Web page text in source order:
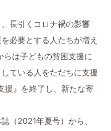
長引くコロナ禍の影響
必要とする人たちが増え
は子どもの貧困支援に
ている人をただちに支援
援』を終了し、新たな寄
（2021年夏号）から、